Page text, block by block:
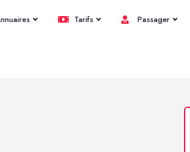
Tarifs Passager